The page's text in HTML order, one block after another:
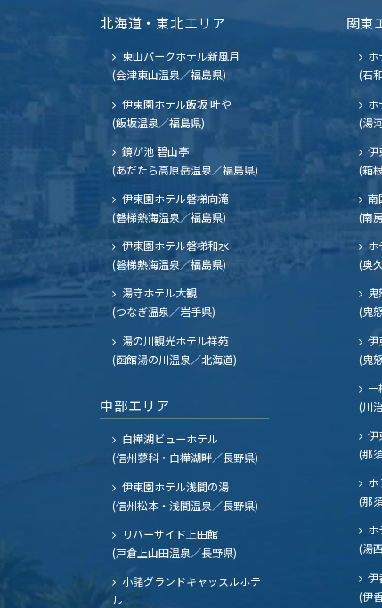
北海道・東北エリア
東山パークホテル新風月
(会津東山温泉／福島県)
伊東園ホテル飯坂 叶や
(飯坂温泉／福島県)
鏡が池 碧山亭
(あだたら高原岳温泉／福島県)
伊東園ホテル磐梯向滝
(磐梯熱海温泉／福島県)
伊東園ホテル磐梯和水
(磐梯熱海温泉／福島県)
湯守ホテル大観
(つなぎ温泉／岩手県)
湯の川観光ホテル祥苑
(函館湯の川温泉／北海道)
中部エリア
白樺湖ビューホテル
(信州蓼科・白樺湖畔／長野県)
伊東園ホテル浅間の湯
(信州松本・浅間温泉／長野県)
リバーサイド上田館
(戸倉上山田温泉／長野県)
小諸グランドキャッスルホテ
ル
関東
ホ
(石
ホ
(湯
伊
(箱
南
(南
ホ
(奥
(鬼
伊
(鬼
一
(川
伊
(那
ホ
(那
ホ
(湯
伊
(伊